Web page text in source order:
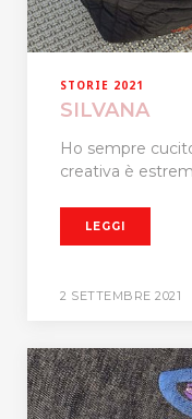
STORIE 2021
SILVANA
Ho sempre
creativa è
LEGGI
2 SETTEMBRE 2021